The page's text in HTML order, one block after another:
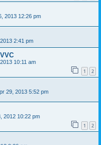
2013 12:26 pm
2:41 pm
10:11 am
1 2
29, 2013 5:52 pm
2012 10:22 pm
1 2